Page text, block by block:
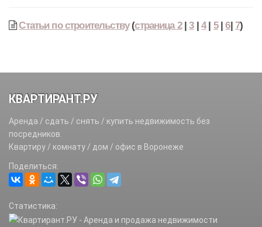
Статьи по строительству(страница 2|3|4| 5|6| 7)
КВАРТИРАНТ.РУ
Аренда / сдать / снять / купить недвижимость без
посредников.
Квартиру / комнату / дом / офис в Воронеже
Поделиться:
Статистика: